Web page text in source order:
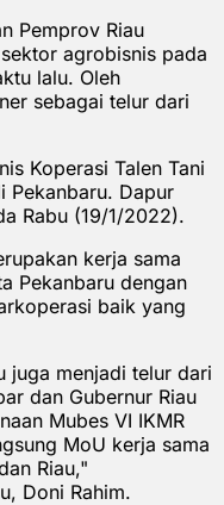
Pemprov Riau
agrobisnis pada
lalu. Oleh
sebagai telur dari
Koperasi Talen Tani
Pekanbaru. Dapur
Rabu (19/1/2022).
kerja sama
Pekanbaru dengan
baik yang
juga menjadi telur dari
dan Gubernur Riau
Mubes VI IKMR
MoU kerja sama
Riau,"
Doni Rahim.